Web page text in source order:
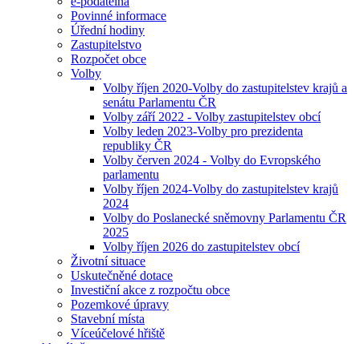
Povinné informace
Úřední hodiny
Zastupitelstvo
Rozpočet obce
Volby
Volby říjen 2020-Volby do zastupitelstev krajů a
senátu Parlamentu ČR
Volby září 2022 - Volby zastupitelstev obcí
Volby leden 2023-Volby pro prezidenta
republiky ČR
Volby červen 2024 - Volby do Evropského
parlamentu
Volby říjen 2024-Volby do zastupitelstev krajů
2024
Volby do Poslanecké sněmovny Parlamentu ČR
2025
Volby říjen 2026 do zastupitelstev obcí
Životní situace
Uskutečněné dotace
Investiční akce z rozpočtu obce
Pozemkové úpravy
Stavební místa
Víceúčelové hřiště